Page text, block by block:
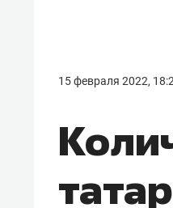
15 февраля 2022,